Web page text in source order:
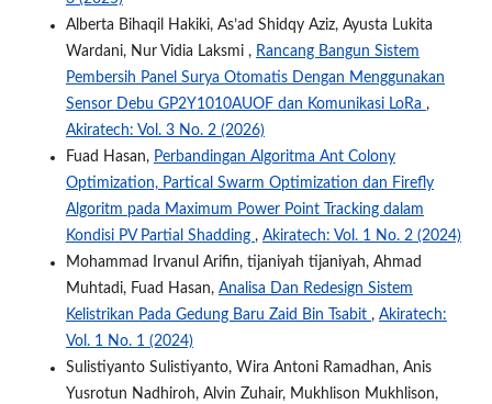
Alberta Bihaqil Hakiki, As’ad Shidqy Aziz, Ayusta Lukita
Wardani, Nur Vidia Laksmi , Rancang Bangun Sistem
Pembersih Panel Surya Otomatis Dengan Menggunakan
Sensor Debu GP2Y1010AUOF dan Komunikasi LoRa ,
Akiratech: Vol. 3 No. 2 (2026)
Fuad Hasan, Perbandingan Algoritma Ant Colony
Optimization, Partical Swarm Optimization dan Firefly
Algoritm pada Maximum Power Point Tracking dalam
Kondisi PV Partial Shadding , Akiratech: Vol. 1 No. 2 (2024)
Mohammad Irvanul Arifin, tijaniyah tijaniyah, Ahmad
Muhtadi, Fuad Hasan, Analisa Dan Redesign Sistem
Kelistrikan Pada Gedung Baru Zaid Bin Tsabit , Akiratech:
Vol. 1 No. 1 (2024)
Sulistiyanto Sulistiyanto, Wira Antoni Ramadhan, Anis
Yusrotun Nadhiroh, Alvin Zuhair, Mukhlison Mukhlison,